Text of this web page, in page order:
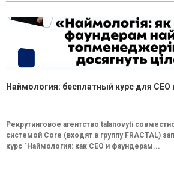
Наймология: бесплатный курс для CEO
Рекрутинговое агентство talanovyti
системой Core (входят в группу FRACTAL)
курс "Наймология: как СEO и фаундерам...